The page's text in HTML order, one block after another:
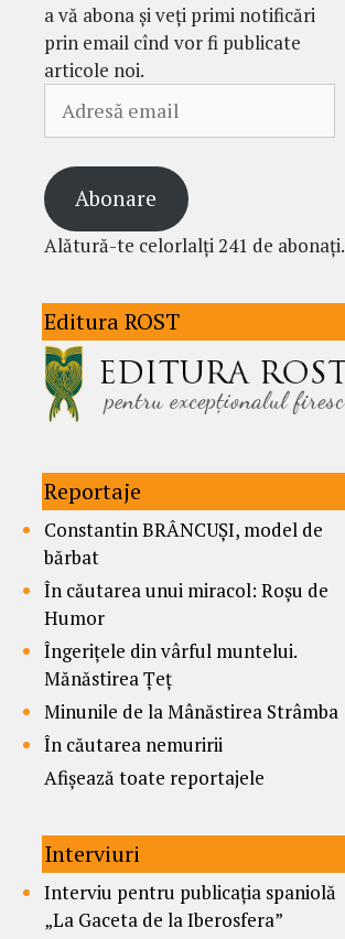
a vă abona și veți primi notificări
prin email cînd vor fi publicate
articole noi.
email
Abonare
Alătură-te celorlalți 241 de abonați.
Editura ROST
Reportaje
Constantin BRÂNCUȘI, model de
bărbat
În căutarea unui miracol: Roșu de
Humor
Îngerițele din vârful muntelui.
Mănăstirea Țeț
Minunile de la Mânăstirea Strâmba
În căutarea nemuririi
Afișează toate reportajele
Interviuri
Interviu pentru publicația spaniolă
„La Gaceta de la Iberosfera”